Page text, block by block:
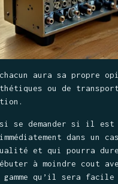
aura sa propre
ou de
se demander si il est
dans un
et qui pourra
à moindre cout
gamme qu’il sera